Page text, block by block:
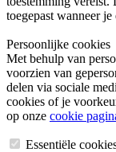
toegepast wanneer
Persoonlijke cookies
Met behulp van
voorzien van
delen via sociale
cookies of je
op onze cookie
Essentiële